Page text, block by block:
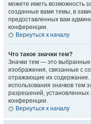
можете иметь возможность
созданные вами темы, в
предоставленных вам
конференции.
Вернуться к началу
Что такое значки тем?
Значки тем — это
изображения, связанные с
отражающие их содержание.
использования значков тем
разрешений,
конференции.
Вернуться к началу